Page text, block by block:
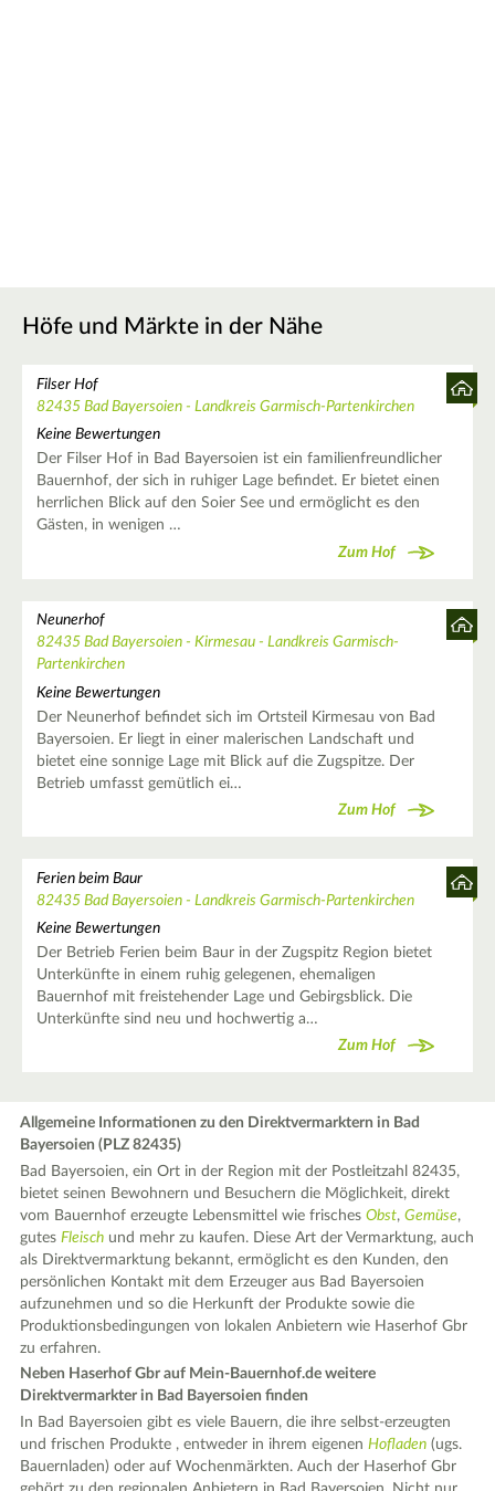
Höfe und Märkte in der Nähe
Filser Hof
82435 Bad Bayersoien - Landkreis Garmisch-Partenkirchen
Keine Bewertungen
Der Filser Hof in Bad Bayersoien ist ein familienfreundlicher
Bauernhof, der sich in ruhiger Lage befindet. Er bietet einen
herrlichen Blick auf den Soier See und ermöglicht es den
Gästen, in wenigen …
Zum Hof
Neunerhof
82435 Bad Bayersoien - Kirmesau - Landkreis Garmisch-
Partenkirchen
Keine Bewertungen
Der Neunerhof befindet sich im Ortsteil Kirmesau von Bad
Bayersoien. Er liegt in einer malerischen Landschaft und
bietet eine sonnige Lage mit Blick auf die Zugspitze. Der
Betrieb umfasst gemütlich ei…
Zum Hof
Ferien beim Baur
82435 Bad Bayersoien - Landkreis Garmisch-Partenkirchen
Keine Bewertungen
Der Betrieb Ferien beim Baur in der Zugspitz Region bietet
Unterkünfte in einem ruhig gelegenen, ehemaligen
Bauernhof mit freistehender Lage und Gebirgsblick. Die
Unterkünfte sind neu und hochwertig a…
Zum Hof
Allgemeine Informationen zu den Direktvermarktern in Bad
Bayersoien (PLZ 82435)
Bad Bayersoien, ein Ort in der Region mit der Postleitzahl 82435,
bietet seinen Bewohnern und Besuchern die Möglichkeit, direkt
vom Bauernhof erzeugte Lebensmittel wie frischesObst,Gemüse,
gutesFleisch und mehr zu kaufen. Diese Art der Vermarktung, auch
als Direktvermarktung bekannt, ermöglicht es den Kunden, den
persönlichen Kontakt mit dem Erzeuger aus Bad Bayersoien
aufzunehmen und so die Herkunft der Produkte sowie die
Produktionsbedingungen von lokalen Anbietern wie Haserhof Gbr
zu erfahren.
Neben Haserhof Gbr auf Mein-Bauernhof.de weitere
Direktvermarkter in Bad Bayersoien finden
In Bad Bayersoien gibt es viele Bauern, die ihre selbst-erzeugten
und frischen Produkte , entweder in ihrem eigenenHofladen (ugs.
Bauernladen) oder auf Wochenmärkten. Auch der Haserhof Gbr